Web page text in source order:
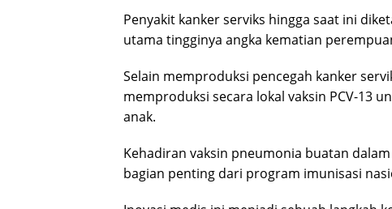
Penyakit kanker serviks hingga saat ini
utama tingginya angka kematian
Selain memproduksi pencegah kanker
memproduksi secara lokal vaksin PCV-13
anak.
Kehadiran vaksin pneumonia buatan
bagian penting dari program imunisasi